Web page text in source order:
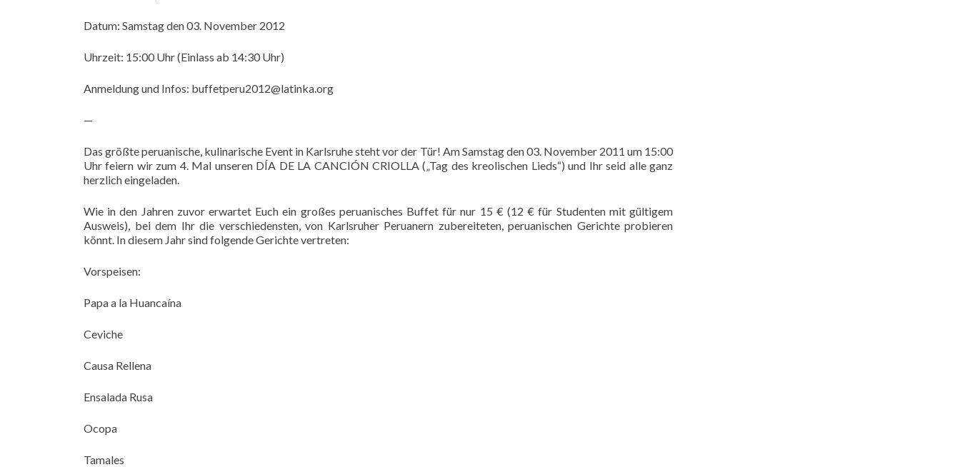
Datum: Samstag den 03. November 2012
Uhrzeit: 15:00 Uhr (Einlass ab 14:30 Uhr)
Anmeldung und Infos: buffetperu2012@latinka.org
—
Das größte peruanische, kulinarische Event in Karlsruhe steht vor der Tür! Am Samstag den 03. November 2011 um 15:00
Uhr feiern wir zum 4. Mal unseren DÍA DE LA CANCIÓN CRIOLLA („Tag des kreolischen Lieds“) und Ihr seid alle ganz
herzlich eingeladen.
Wie in den Jahren zuvor erwartet Euch ein großes peruanisches Buffet für nur 15 € (12 € für Studenten mit gültigem
Ausweis), bei dem Ihr die verschiedensten, von Karlsruher Peruanern zubereiteten, peruanischen Gerichte probieren
könnt. In diesem Jahr sind folgende Gerichte vertreten:
Vorspeisen:
Papa a la Huancaína
Ceviche
Causa Rellena
Ensalada Rusa
Ocopa
Tamales